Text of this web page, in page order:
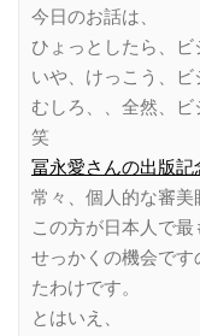
今日のお話は、
ひょっとしたら、ビ
いや、けっこう、ビ
むしろ、、全然、ビ
笑
冨永愛さんの出版記
常々、個人的な審美
この方が日本人で最
せっかくの機会です
たわけです。
とはいえ、